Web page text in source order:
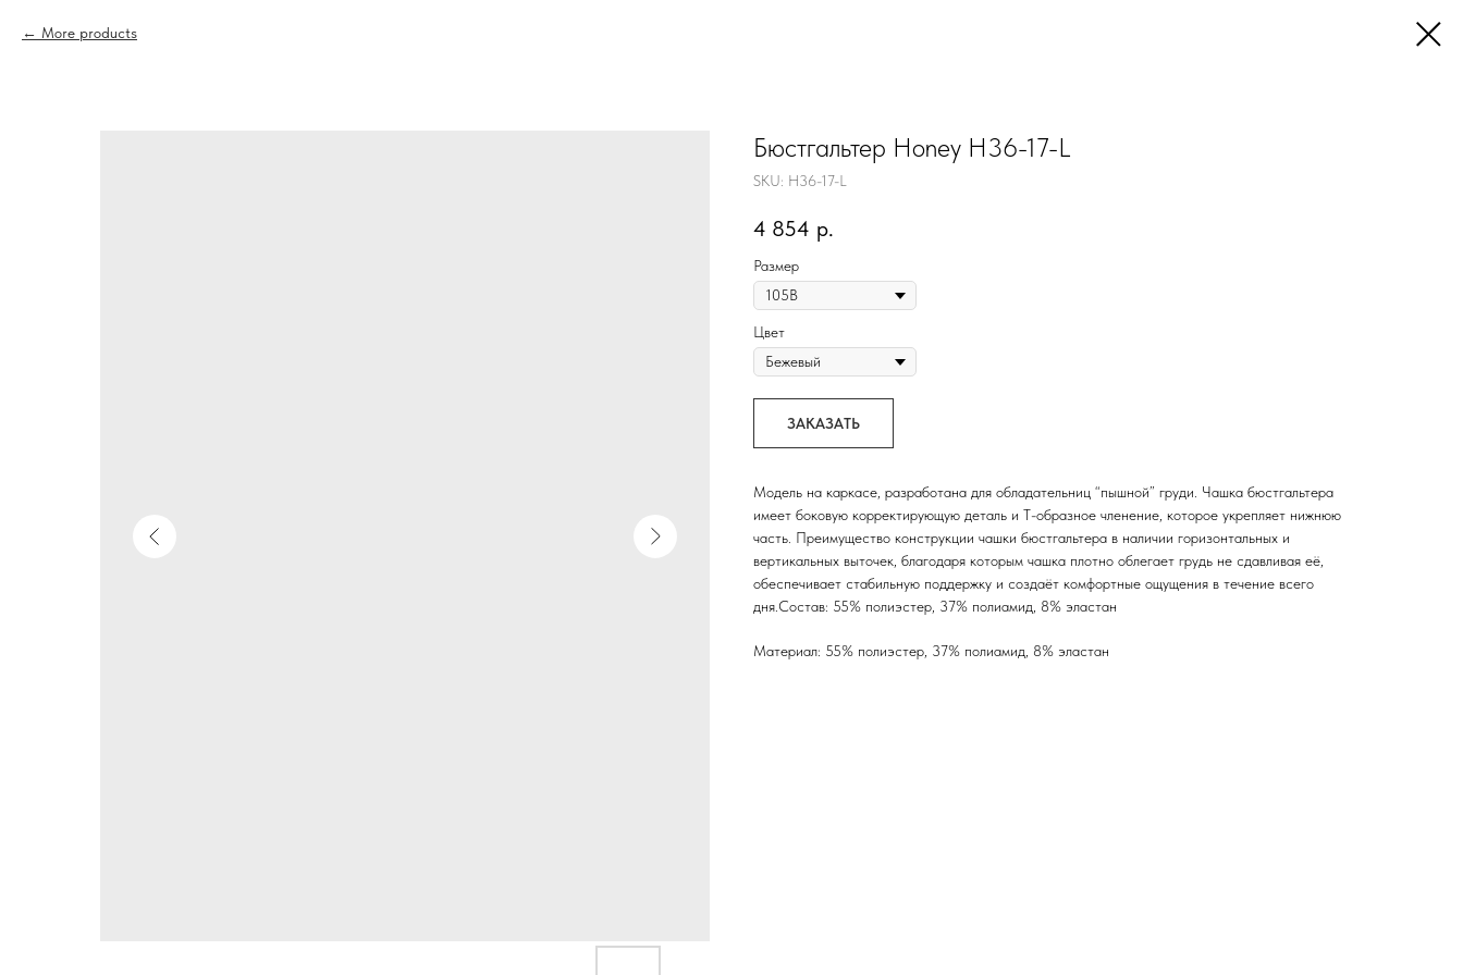
More products
Бюстгальтер Honey H36-17-L
SKU: H36-17-L
4 854 р.
Размер
Цвет
ЗАКАЗАТЬ
Модель на каркасе, разработана для обладательниц “пышной” груди. Чашка бюстгальтера
имеет боковую корректирующую деталь и Т-образное членение, которое укрепляет нижнюю
часть. Преимущество конструкции чашки бюстгальтера в наличии горизонтальных и
вертикальных выточек, благодаря которым чашка плотно облегает грудь не сдавливая её,
обеспечивает стабильную поддержку и создаёт комфортные ощущения в течение всего
дня.Состав: 55% полиэстер, 37% полиамид, 8% эластан
Материал: 55% полиэстер, 37% полиамид, 8% эластан